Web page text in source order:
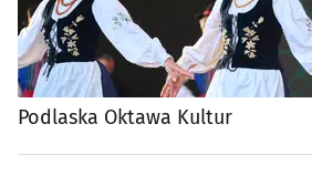
Podlaska Oktawa Kultur